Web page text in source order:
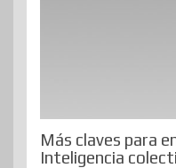
Más claves para
Inteligencia